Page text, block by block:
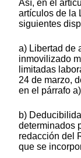
Así, en el
artículos de la
siguientes
a) Libertad de
inmovilizado
limitadas
24 de marzo,
en el párrafo
b)
determinados
redacción del
que se